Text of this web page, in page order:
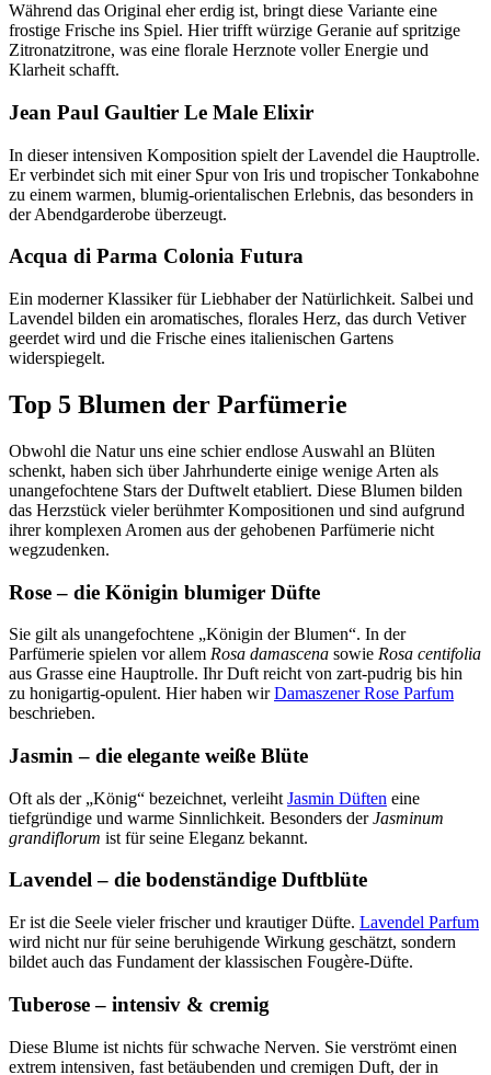
Während das Original eher erdig ist, bringt diese Variante eine
frostige Frische ins Spiel. Hier trifft würzige Geranie auf spritzige
Zitronatzitrone, was eine florale Herznote voller Energie und
Klarheit schafft.
Jean Paul Gaultier Le Male Elixir
In dieser intensiven Komposition spielt der Lavendel die Hauptrolle.
Er verbindet sich mit einer Spur von Iris und tropischer Tonkabohne
zu einem warmen, blumig-orientalischen Erlebnis, das besonders in
der Abendgarderobe überzeugt.
Acqua di Parma Colonia Futura
Ein moderner Klassiker für Liebhaber der Natürlichkeit. Salbei und
Lavendel bilden ein aromatisches, florales Herz, das durch Vetiver
geerdet wird und die Frische eines italienischen Gartens
widerspiegelt.
Top 5 Blumen der Parfümerie
Obwohl die Natur uns eine schier endlose Auswahl an Blüten
schenkt, haben sich über Jahrhunderte einige wenige Arten als
unangefochtene Stars der Duftwelt etabliert. Diese Blumen bilden
das Herzstück vieler berühmter Kompositionen und sind aufgrund
ihrer komplexen Aromen aus der gehobenen Parfümerie nicht
wegzudenken.
Rose – die Königin blumiger Düfte
Sie gilt als unangefochtene „Königin der Blumen“. In der
Parfümerie spielen vor allem Rosa damascena sowie Rosa centifolia
aus Grasse eine Hauptrolle. Ihr Duft reicht von zart-pudrig bis hin
zu honigartig-opulent. Hier haben wirDamaszener Rose Parfum
beschrieben.
Jasmin – die elegante weiße Blüte
Oft als der „König“ bezeichnet, verleiht Jasmin Düften eine
tiefgründige und warme Sinnlichkeit. Besonders derJasminum
grandiflorum ist für seine Eleganz bekannt.
Lavendel – die bodenständige Duftblüte
Er ist die Seele vieler frischer und krautiger Düfte. Lavendel Parfum
wird nicht nur für seine beruhigende Wirkung geschätzt, sondern
bildet auch das Fundament der klassischen Fougère-Düfte.
Tuberose – intensiv & cremig
Diese Blume ist nichts für schwache Nerven. Sie verströmt einen
extrem intensiven, fast betäubenden und cremigen Duft, der in